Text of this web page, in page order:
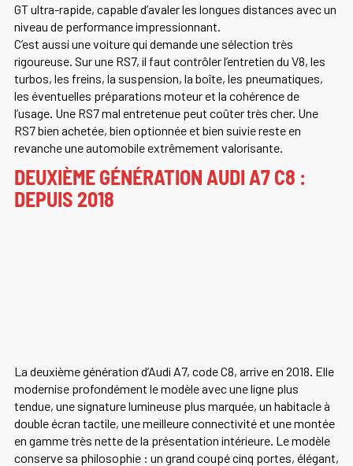
GT ultra-rapide, capable d’avaler les longues distances avec un
niveau de performance impressionnant.
C’est aussi une voiture qui demande une sélection très
rigoureuse. Sur une RS7, il faut contrôler l’entretien du V8, les
turbos, les freins, la suspension, la boîte, les pneumatiques,
les éventuelles préparations moteur et la cohérence de
l’usage. Une RS7 mal entretenue peut coûter très cher. Une
RS7 bien achetée, bien optionnée et bien suivie reste en
revanche une automobile extrêmement valorisante.
DEUXIÈME GÉNÉRATION AUDI A7 C8 :
DEPUIS 2018
La deuxième génération d’Audi A7, code C8, arrive en 2018. Elle
modernise profondément le modèle avec une ligne plus
tendue, une signature lumineuse plus marquée, un habitacle à
double écran tactile, une meilleure connectivité et une montée
en gamme très nette de la présentation intérieure. Le modèle
conserve sa philosophie : un grand coupé cinq portes, élégant,